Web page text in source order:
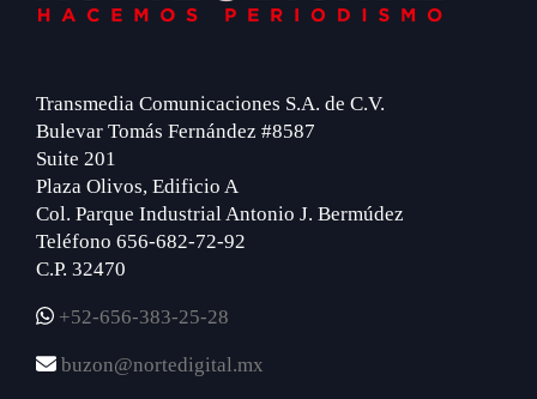
Transmedia Comunicaciones S.A. de C.V.
Bulevar Tomás Fernández #8587
Suite 201
Plaza Olivos, Edificio A
Col. Parque Industrial Antonio J. Bermúdez
Teléfono 656-682-72-92
C.P. 32470
+52-656-383-25-28
buzon@nortedigital.mx